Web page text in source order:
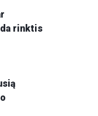
rinktis